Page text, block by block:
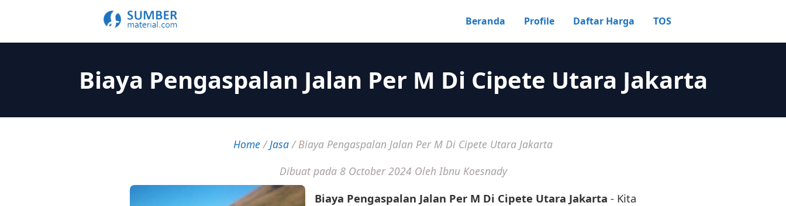
Beranda Profile Daftar Harga TOS
Biaya Pengaspalan Jalan Per M Di Cipete Utara Jakarta
Home/Jasa/Biaya Pengaspalan Jalan Per M Di Cipete Utara Jakarta
Dibuat pada 8 October 2024 Oleh Ibnu Koesnady
Biaya Pengaspalan Jalan Per M Di Cipete Utara Jakarta - Kita